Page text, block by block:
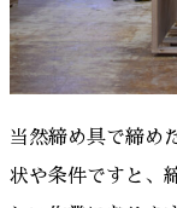
当然締め具で締め
状や条件ですと、